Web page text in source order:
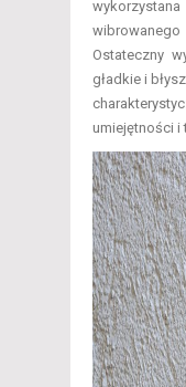
Ostateczny
gładkie i
umiejętności i